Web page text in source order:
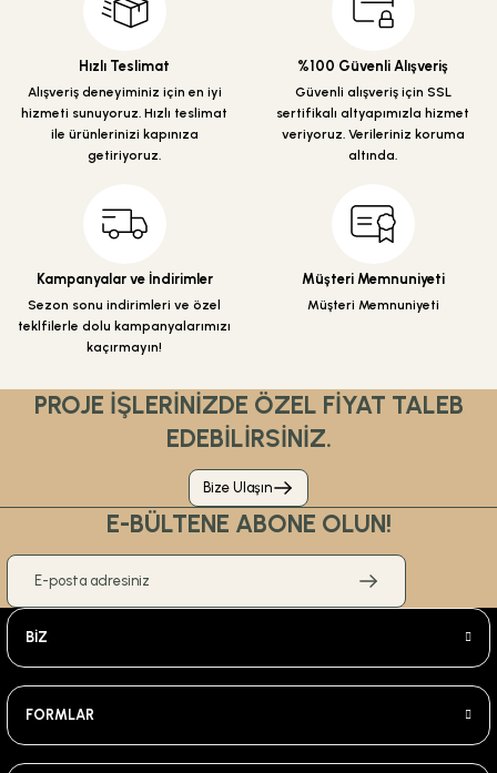
Hızlı Teslimat
Alışveriş deneyiminiz için en iyi
hizmeti sunuyoruz. Hızlı teslimat
ile ürünlerinizi kapınıza
getiriyoruz.
%100 Güvenli Alışveriş
Güvenli alışveriş için SSL
sertifikalı altyapımızla hizmet
veriyoruz. Verileriniz koruma
altında.
Kampanyalar ve İndirimler
Sezon sonu indirimleri ve özel
teklfilerle dolu kampanyalarımızı
kaçırmayın!
Müşteri Memnuniyeti
Müşteri Memnuniyeti
PROJE İŞLERİNİZDE ÖZEL FİYAT TALEB
EDEBİLİRSİNİZ.
Bize Ulaşın
E-BÜLTENE ABONE OLUN!
BİZ
FORMLAR